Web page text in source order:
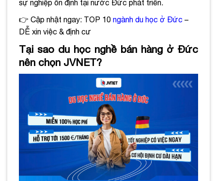
sự nghiệp ổn định tại nước Đức phát triển.
👉 Cập nhật ngay: TOP 10 ngành du học ở Đức –
DỄ xin việc & định cư
Tại sao du học nghề bán hàng ở Đức
nên chọn JVNET?